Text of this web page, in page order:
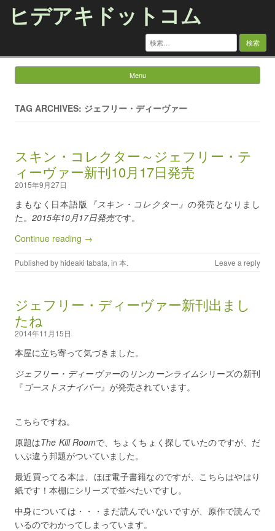
ヒデアキドットコム
検
索:
Menu
TAG ARCHIVES: ジェフリー・ディーヴァー
スキン・コレクター～ジェフリー・テ
ィーヴァー新刊10月17日発売
2015年9月27日
まもなく日本語版 『スキン・コレクター』の発売となりまし
た。 2015年10月17日発売です。
Continue reading →
Published by hideaki tabata, in 本. Leave a reply
ジェフリー・ディーヴァー新刊出まし
たね
2014年11月15日
本屋に立ち寄って気づきました。
ジェフリー・ディーヴァーのリンカーンライムシリーズの新刊
『ゴーストスナイパー』が発売されています。
こちらですね。
原題はThe Kill Roomで、ちょくちょく探していたのですが、だ
いぶ違う邦題がついていました。
最近買ってる本は、ほぼ電子書籍なのですが、こちらはやはり
紙です！本棚にシリーズで並べたいですし。
中身については・・・まだ読んでいないですが、原作で読んで
いるのでわかってしまっています。